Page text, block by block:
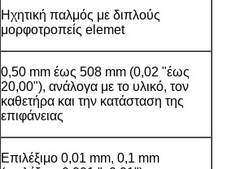
Ηχητική παλμός με διπλούς
μορφοτροπείς elemet
0,50 mm έως 508 mm (0,02 "έως
20,00"), ανάλογα με το υλικό, τον
καθετήρα και την κατάσταση της
επιφάνειας
Επιλέξιμο 0,01 mm, 0,1 mm